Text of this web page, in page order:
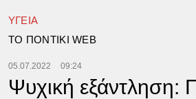
ΥΓΕΙΑ
TΟ ΠΟΝΤΙΚΙ WEB
05.07.2022 09:24
Ψυχική εξάντληση: